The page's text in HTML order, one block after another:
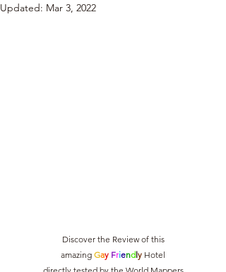
Updated: Mar 3, 2022
Discover the Review of this
amazing Gay Friendly Hotel